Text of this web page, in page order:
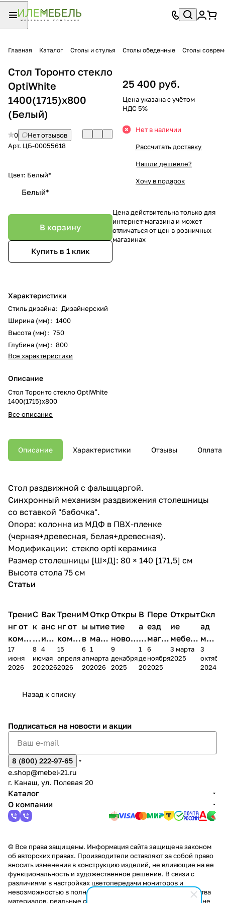
Главная Каталог Столы и стулья Столы обеденные Столы
Стол Торонто стекло
OptiWhite
1400(1715)х800
(Белый)
0
Нет отзывов
Арт. ЦБ-00055618
Цвет: Белый*
Белый*
В корзину
Купить в 1 клик
Характеристики
Стиль дизайна: Дизайнерский
Ширина (мм): 1400
Высота (мм): 750
Глубина (мм): 800
Все характеристики
Описание
Стол Торонто стекло OptiWhite
1400(1715)х800
Все описание
25 400 руб.
Цена указана с учётом
НДС 5%
Нет в наличии
Рассчитать доставку
Нашли дешевле?
Хочу в подарок
Цена действительна только для
интернет-магазина и может
отличаться от цен в розничных
магазинах
Описание Характеристики Отзывы Оплата
Стол раздвижной с фальшцаргой.
Синхронный механизм раздвижения столешницы
со вставкой "бабочка".
Опора: колонна из МДФ в ПВХ-пленке
(черная+древесная, белая+древесная).
Модификации: стекло opti керамика
Размер столешницы [Ш×Д]: 80 × 140 [171,5] см
Высота стола 75 см
Статьи
Трени
нг от
комп
ании
Мело
17
июня
2026
С
к
и
д
к
2
8
июня
2026
Вак
анс
ия в
Чеб
окс
4
мая
2026
Трени
нг от
комп
ании
Мело
15
апреля
2026
М
ы
в
М
А
6
апреля
2026
Откр
ытие
мага
зина
в
1
марта
2026
Откры
тие
новог
о
магаз
9
декабря
2025
В
а
к
а
н
1
декабря
2025
Пере
езд
магаз
ина в
г.
6
ноября
2025
Открыт
ие
мебель
ного
салона
3 марта
2025
Скл
ад
меб
ели
пер
3
2024
Назад к списку
Подписаться на новости и акции
8 (800) 222-97-65
e.shop@mebel-21.ru
г. Канаш, ул. Полевая 20
Каталог
О компании
© Все права защищены. Информация сайта защищена законом
об авторских правах. Производители оставляют за собой право
вносить изменения в конструкцию изделий, не влияющие на ее
функциональность и художественное решение. В связи с
различиями в настройках цветопередачи мониторов и
невозможностью в полной мере передать некоторые свойства
материалов, реальные оттенки и текстуры продукции могут не